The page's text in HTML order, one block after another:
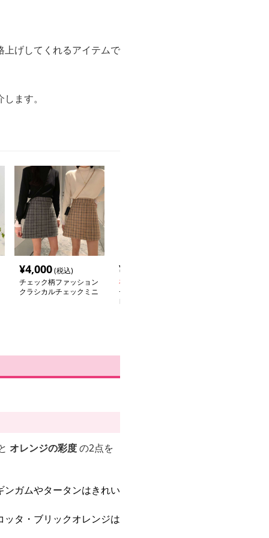
上げしてくれるアイテムで
ます。
¥4,000(税込)
チェック柄ファッション
クラシカルチェックミニ
¥
在庫切れ
チェック柄ファッション
レトロガーリーチェック
オレンジの彩度の2点を
ガムやタータンはきれい
ッタ・ブリックオレンジは